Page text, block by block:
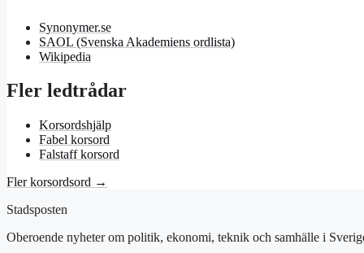
Synonymer.se
SAOL (Svenska Akademiens ordlista)
Wikipedia
Fler ledtrådar
Korsordshjälp
Fabel korsord
Falstaff korsord
Fler korsordsord →
Stadsposten
Oberoende nyheter om politik, ekonomi, teknik och samhälle i